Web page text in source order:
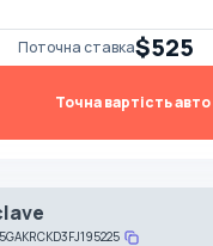
Поточна ставка$525
Точна вартість авто
5GAKRCKD3FJ195225